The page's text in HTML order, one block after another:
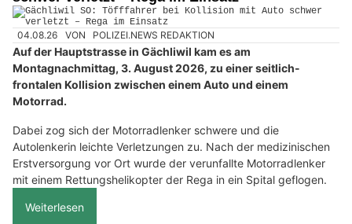
04.08.26 VON POLIZEI.NEWS REDAKTION
Auf der Hauptstrasse in Gächliwil kam es am
Montagnachmittag, 3. August 2026, zu einer seitlich-
frontalen Kollision zwischen einem Auto und einem
Motorrad.
Dabei zog sich der Motorradlenker schwere und die
Autolenkerin leichte Verletzungen zu. Nach der medizinischen
Erstversorgung vor Ort wurde der verunfallte Motorradlenker
mit einem Rettungshelikopter der Rega in ein Spital geflogen.
Weiterlesen